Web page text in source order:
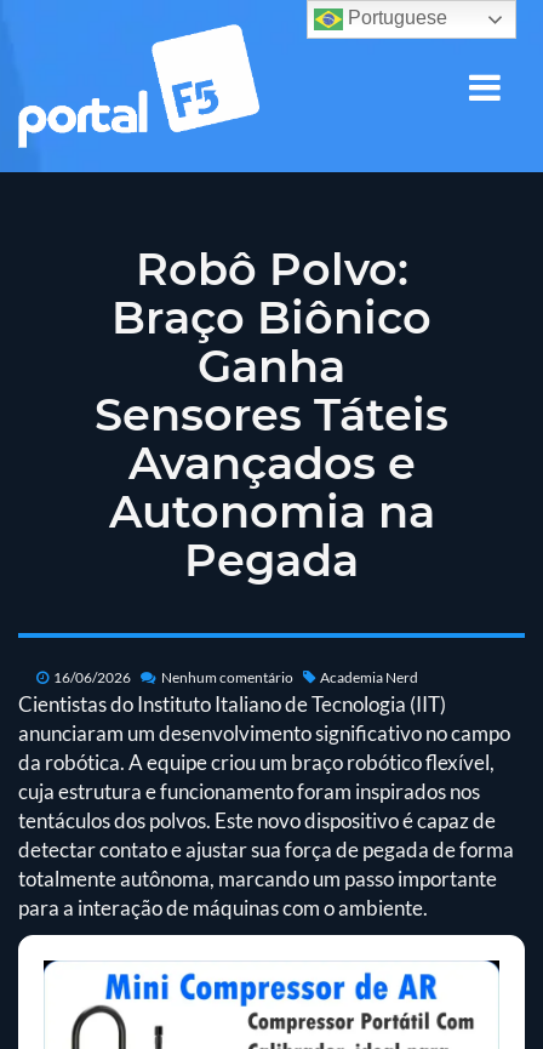
Robô Polvo:
Braço Biônico
Ganha
Sensores Táteis
Avançados e
Autonomia na
Pegada
16/06/2026 Nenhum comentário Academia Nerd
Cientistas do Instituto Italiano de Tecnologia (IIT)
anunciaram um desenvolvimento significativo no campo
da robótica. A equipe criou um braço robótico flexível,
cuja estrutura e funcionamento foram inspirados nos
tentáculos dos polvos. Este novo dispositivo é capaz de
detectar contato e ajustar sua força de pegada de forma
totalmente autônoma, marcando um passo importante
para a interação de máquinas com o ambiente.
Portuguese